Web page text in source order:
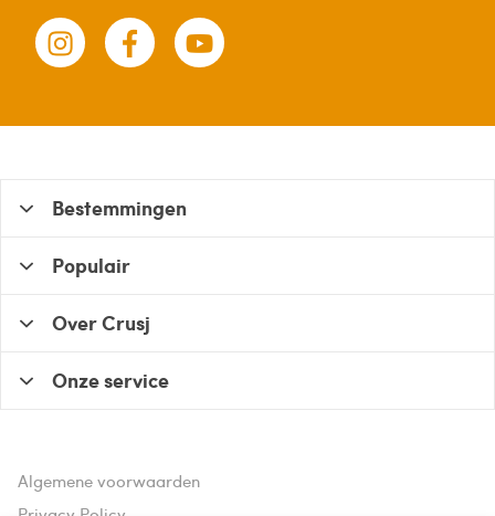
Bestemmingen
Populair
Over Crusj
Onze service
Algemene voorwaarden